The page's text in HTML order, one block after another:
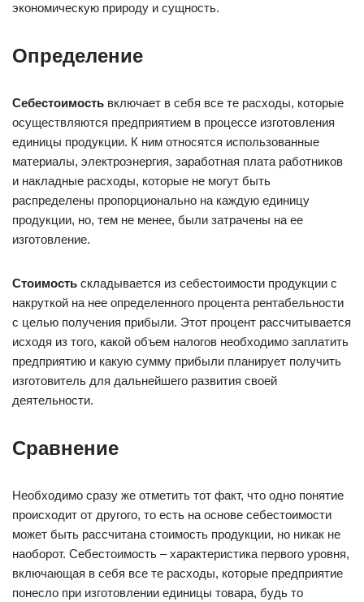
экономическую природу и сущность.
Определение
Себестоимость включает в себя все те расходы, которые
осуществляются предприятием в процессе изготовления
единицы продукции. К ним относятся использованные
материалы, электроэнергия, заработная плата работников
и накладные расходы, которые не могут быть
распределены пропорционально на каждую единицу
продукции, но, тем не менее, были затрачены на ее
изготовление.
Стоимость складывается из себестоимости продукции с
накруткой на нее определенного процента рентабельности
с целью получения прибыли. Этот процент рассчитывается
исходя из того, какой объем налогов необходимо заплатить
предприятию и какую сумму прибыли планирует получить
изготовитель для дальнейшего развития своей
деятельности.
Сравнение
Необходимо сразу же отметить тот факт, что одно понятие
происходит от другого, то есть на основе себестоимости
может быть рассчитана стоимость продукции, но никак не
наоборот. Себестоимость – характеристика первого уровня,
включающая в себя все те расходы, которые предприятие
понесло при изготовлении единицы товара, будь то